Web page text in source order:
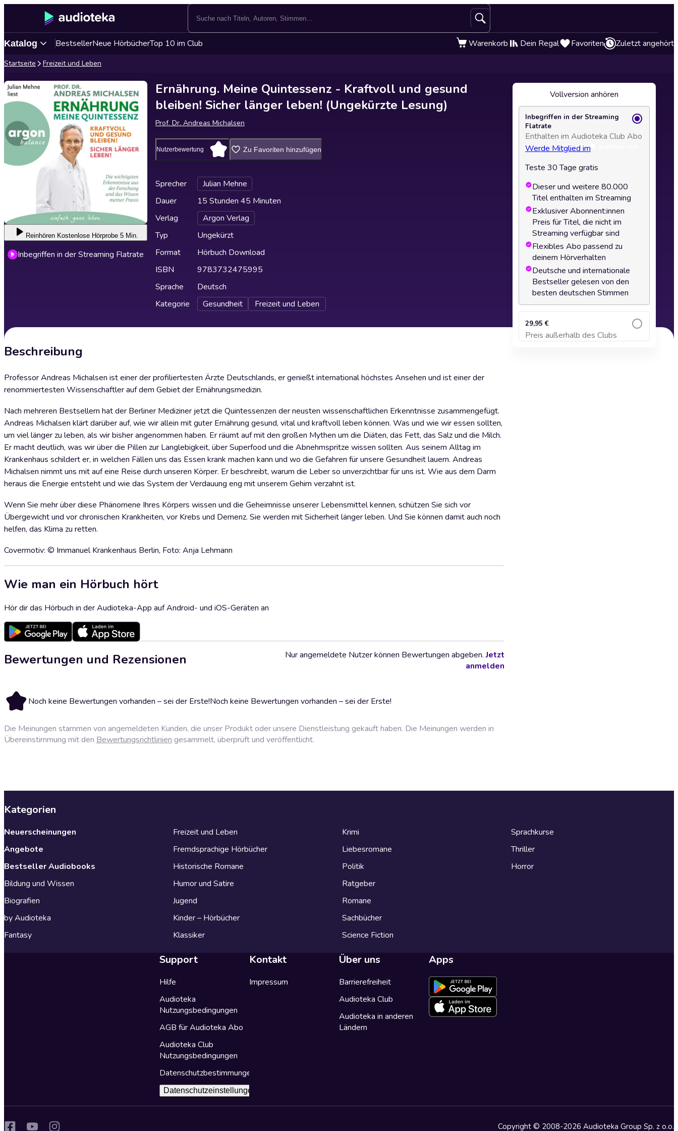
Katalog BestsellerNeue HörbücherTop 10 im Club Warenkorb Dein Regal Favoriten Zuletzt angehört
Startseite Freizeit und Leben
Reinhören Kostenlose Hörprobe 5 Min.
Inbegriffen in der Streaming Flatrate
Ernährung. Meine Quintessenz - Kraftvoll und gesund
bleiben! Sicher länger leben! (Ungekürzte Lesung)
Prof. Dr. Andreas Michalsen
Nutzerbewertung Zu Favoriten hinzufügen
Sprecher
Julian Mehne
Dauer
15 Stunden 45 Minuten
Verlag
Argon Verlag
Typ
Ungekürzt
Format
Hörbuch Download
ISBN
9783732475995
Sprache
Deutsch
Kategorie
Gesundheit Freizeit und Leben
Beschreibung
Professor Andreas Michalsen ist einer der profiliertesten Ärzte Deutschlands, er genießt international höchstes Ansehen und ist einer der
renommiertesten Wissenschaftler auf dem Gebiet der Ernährungsmedizin.
Nach mehreren Bestsellern hat der Berliner Mediziner jetzt die Quintessenzen der neusten wissenschaftlichen Erkenntnisse zusammengefügt.
Andreas Michalsen klärt darüber auf, wie wir allein mit guter Ernährung gesund, vital und kraftvoll leben können. Was und wie wir essen sollten,
um viel länger zu leben, als wir bisher angenommen haben. Er räumt auf mit den großen Mythen um die Diäten, das Fett, das Salz und die Milch.
Er macht deutlich, was wir über die Pillen zur Langlebigkeit, über Superfood und die Abnehmspritze wissen sollten. Aus seinem Alltag im
Krankenhaus schildert er, in welchen Fällen uns das Essen krank machen kann und wo die Gefahren für unsere Gesundheit lauern. Andreas
Michalsen nimmt uns mit auf eine Reise durch unseren Körper. Er beschreibt, warum die Leber so unverzichtbar für uns ist. Wie aus dem Darm
heraus die Energie entsteht und wie das System der Verdauung eng mit unserem Gehirn verzahnt ist.
Wenn Sie mehr über diese Phänomene Ihres Körpers wissen und die Geheimnisse unserer Lebensmittel kennen, schützen Sie sich vor
Übergewicht und vor chronischen Krankheiten, vor Krebs und Demenz. Sie werden mit Sicherheit länger leben. Und Sie können damit auch noch
helfen, das Klima zu retten.
Covermotiv: © Immanuel Krankenhaus Berlin, Foto: Anja Lehmann
Wie man ein Hörbuch hört
Hör dir das Hörbuch in der Audioteka-App auf Android- und iOS-Geräten an
Bewertungen und Rezensionen
Noch keine Bewertungen vorhanden – sei der Erste!Noch keine Bewertungen vorhanden – sei der Erste!
Nur angemeldete Nutzer können Bewertungen abgeben.Jetzt
anmelden
Die Meinungen stammen von angemeldeten Kunden, die unser Produkt oder unsere Dienstleistung gekauft haben. Die Meinungen werden in
Übereinstimmung mit den Bewertungsrichtlinien gesammelt, überprüft und veröffentlicht.
Vollversion anhören
Inbegriffen in der Streaming
Flatrate
Enthalten im Audioteka Club Abo
Werde Mitglied im
Teste 30 Tage gratis
Dieser und weitere 80.000
Titel enthalten im Streaming
Exklusiver Abonnent:innen
Preis für Titel, die nicht im
Streaming verfügbar sind
Flexibles Abo passend zu
deinem Hörverhalten
Deutsche und internationale
Bestseller gelesen von den
besten deutschen Stimmen
29,95 €
Preis außerhalb des Clubs
Zum Warenkorb hinzufügen
Kategorien
Neuerscheinungen
Angebote
Bestseller Audiobooks
Bildung und Wissen
Biografien
by Audioteka
Fantasy
Freizeit und Leben
Fremdsprachige Hörbücher
Historische Romane
Humor und Satire
Jugend
Kinder – Hörbücher
Klassiker
Krimi
Liebesromane
Politik
Ratgeber
Romane
Sachbücher
Science Fiction
Sprachkurse
Thriller
Horror
Support
Hilfe
Audioteka
Nutzungsbedingungen
AGB für Audioteka Abo
Audioteka Club
Nutzungsbedingungen
Datenschutzbestimmungen
Datenschutzeinstellungen
Kontakt
Impressum
Über uns
Barrierefreiheit
Audioteka Club
Audioteka in anderen
Ländern
Apps
Copyright © 2008-2026 Audioteka Group Sp. z o.o.